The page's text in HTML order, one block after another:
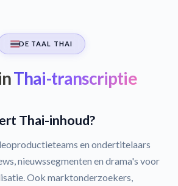
DE TAAL THAI
Thai-transcriptie
Thai-inhoud?
en ondertitelaars
nieuwssegmenten en drama's voor
Ook marktonderzoekers,